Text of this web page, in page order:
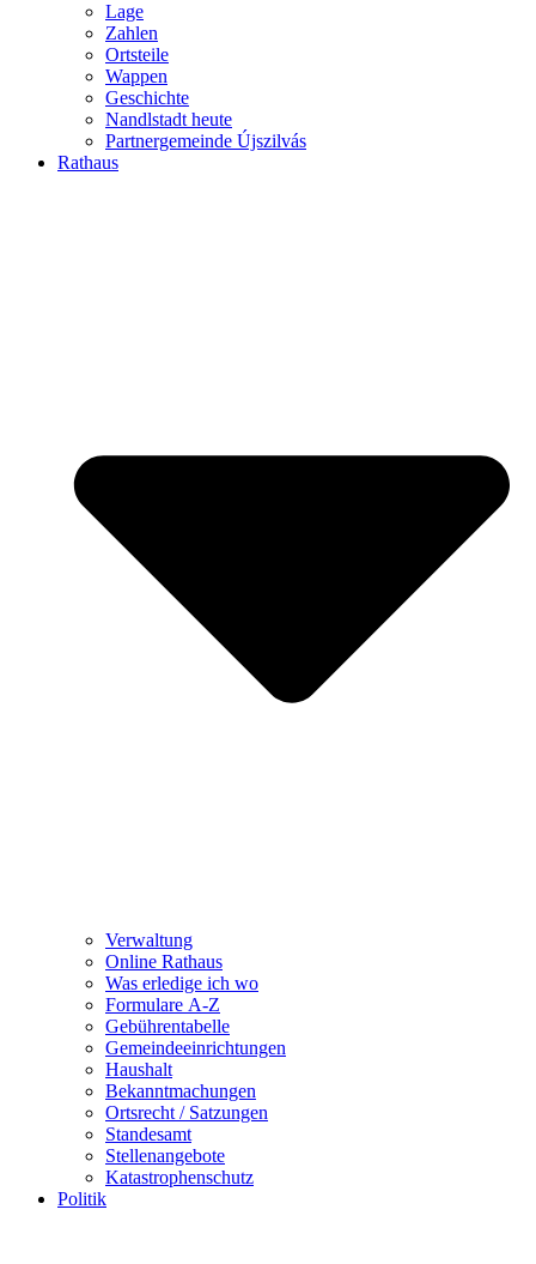
Lage
Zahlen
Ortsteile
Wappen
Geschichte
Nandlstadt heute
Partnergemeinde Újszilvás
Rathaus
Verwaltung
Online Rathaus
Was erledige ich wo
Formulare A-Z
Gebührentabelle
Gemeindeeinrichtungen
Haushalt
Bekanntmachungen
Ortsrecht / Satzungen
Standesamt
Stellenangebote
Katastrophenschutz
Politik